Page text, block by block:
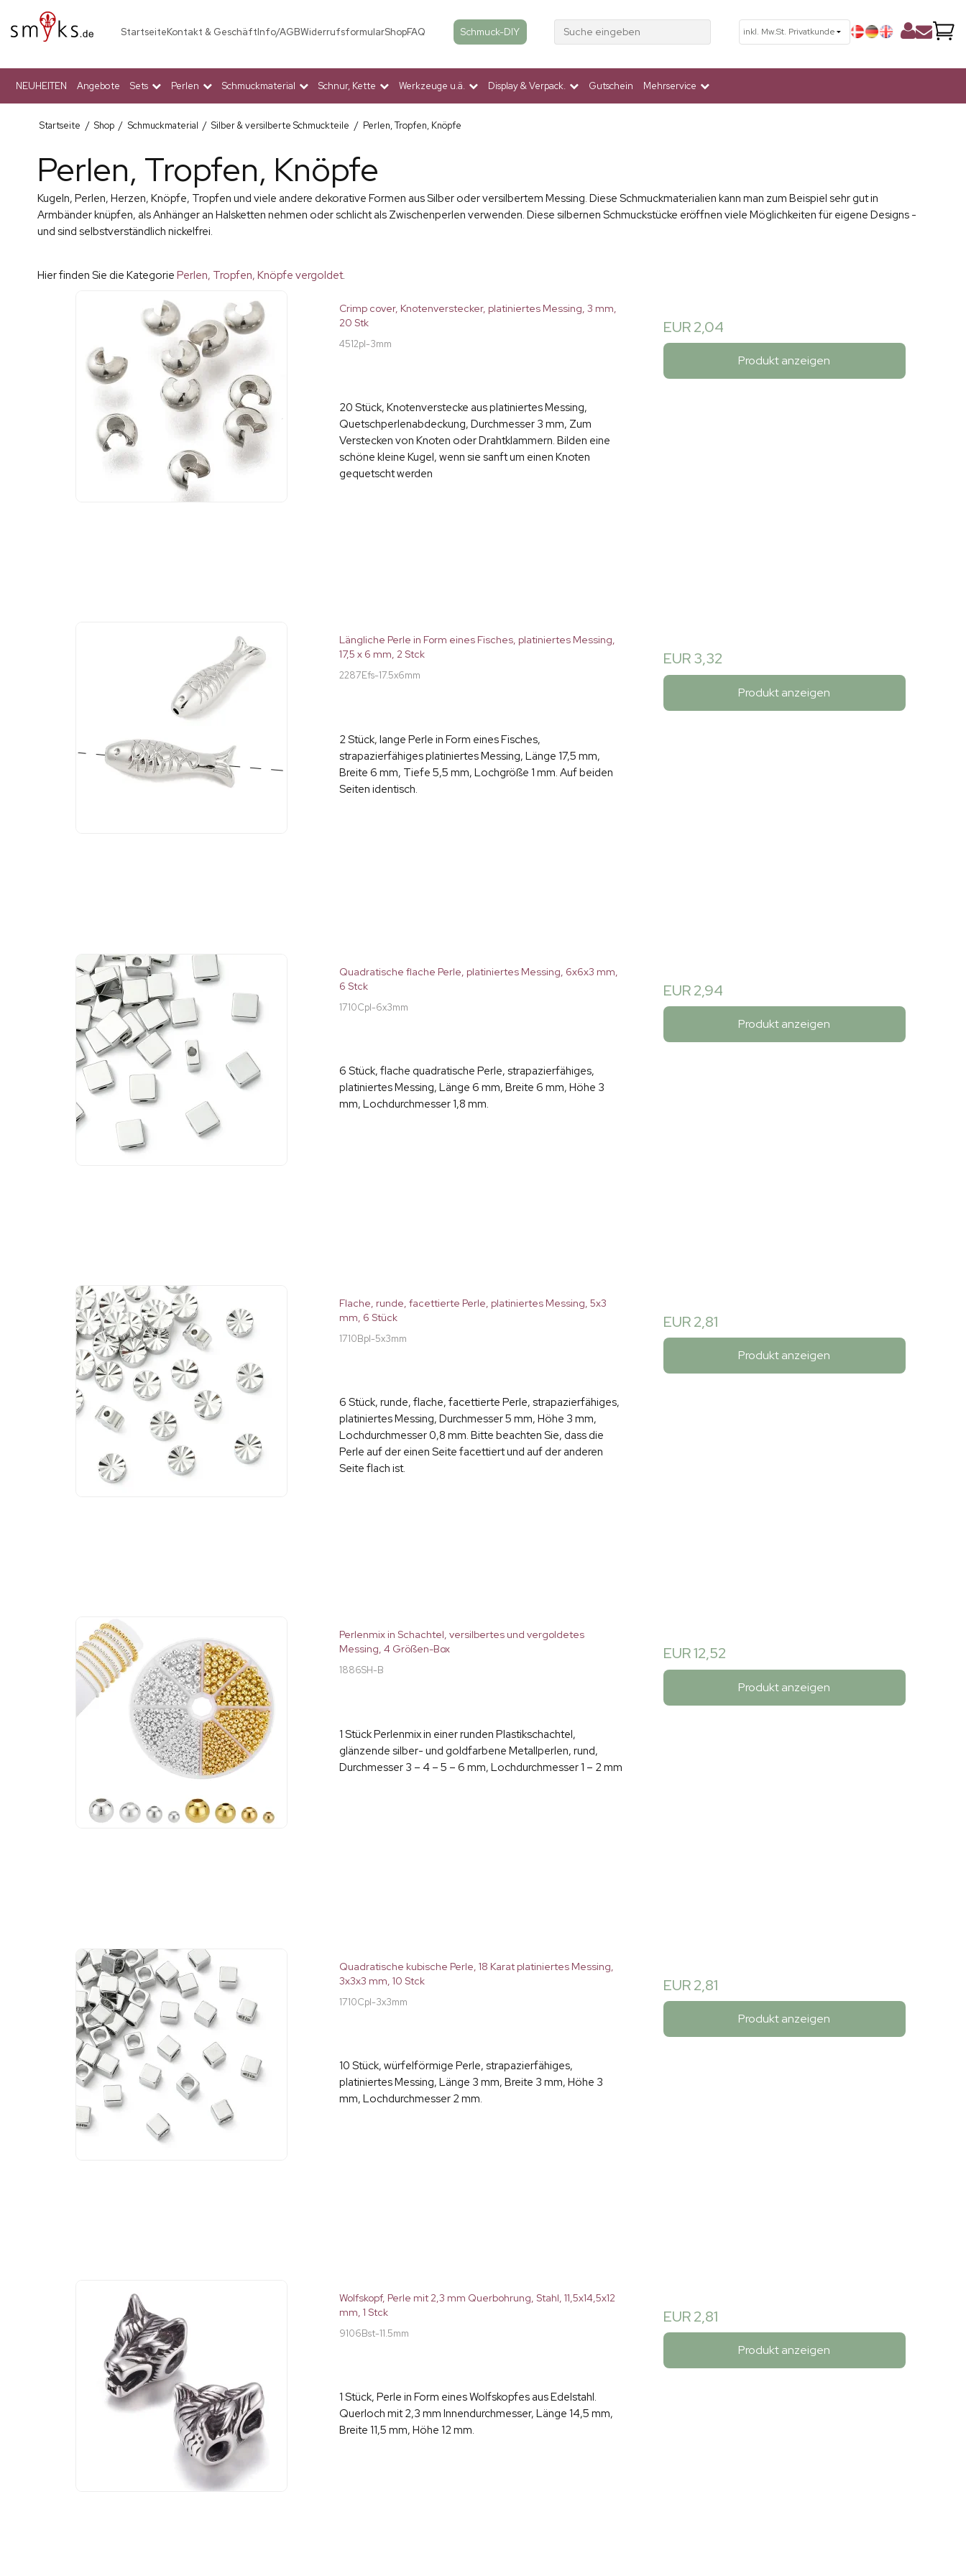
StartseiteKontakt & GeschäftInfo/AGBWiderrufsformularShopFAQ Schmuck-DIY Suche eingeben
NEUHEITEN Angebote Sets Perlen Schmuckmaterial Schnur, Kette Werkzeuge u.ä. Display & Verpack. Gutschein Mehrservice
Startseite / Shop / Schmuckmaterial / Silber & versilberte Schmuckteile / Perlen, Tropfen, Knöpfe
Perlen, Tropfen, Knöpfe
Kugeln, Perlen, Herzen, Knöpfe, Tropfen und viele andere dekorative Formen aus Silber oder versilbertem Messing. Diese Schmuckmaterialien kann man zum Beispiel sehr gut in
Armbänder knüpfen, als Anhänger an Halsketten nehmen oder schlicht als Zwischenperlen verwenden. Diese silbernen Schmuckstücke eröffnen viele Möglichkeiten für eigene Designs -
und sind selbstverständlich nickelfrei.
Hier finden Sie die Kategorie Perlen, Tropfen, Knöpfe vergoldet.
Crimp cover, Knotenverstecker, platiniertes Messing, 3 mm,
20 Stk
4512pl-3mm
20 Stück, Knotenverstecke aus platiniertes Messing,
Quetschperlenabdeckung, Durchmesser 3 mm, Zum
Verstecken von Knoten oder Drahtklammern. Bilden eine
schöne kleine Kugel, wenn sie sanft um einen Knoten
gequetscht werden
EUR 2,04
Produkt anzeigen
Längliche Perle in Form eines Fisches, platiniertes Messing,
17,5 x 6 mm, 2 Stck
2287Efs-17.5x6mm
2 Stück, lange Perle in Form eines Fisches,
strapazierfähiges platiniertes Messing, Länge 17,5 mm,
Breite 6 mm, Tiefe 5,5 mm, Lochgröße 1 mm. Auf beiden
Seiten identisch.
EUR 3,32
Produkt anzeigen
Quadratische flache Perle, platiniertes Messing, 6x6x3 mm,
6 Stck
1710Cpl-6x3mm
6 Stück, flache quadratische Perle, strapazierfähiges,
platiniertes Messing, Länge 6 mm, Breite 6 mm, Höhe 3
mm, Lochdurchmesser 1,8 mm.
EUR 2,94
Produkt anzeigen
Flache, runde, facettierte Perle, platiniertes Messing, 5x3
mm, 6 Stück
1710Bpl-5x3mm
6 Stück, runde, flache, facettierte Perle, strapazierfähiges,
platiniertes Messing, Durchmesser 5 mm, Höhe 3 mm,
Lochdurchmesser 0,8 mm. Bitte beachten Sie, dass die
Perle auf der einen Seite facettiert und auf der anderen
Seite flach ist.
EUR 2,81
Produkt anzeigen
Perlenmix in Schachtel, versilbertes und vergoldetes
Messing, 4 Größen-Box
1886SH-B
1 Stück Perlenmix in einer runden Plastikschachtel,
glänzende silber- und goldfarbene Metallperlen, rund,
Durchmesser 3 – 4 – 5 – 6 mm, Lochdurchmesser 1 – 2 mm
EUR 12,52
Produkt anzeigen
Quadratische kubische Perle, 18 Karat platiniertes Messing,
3x3x3 mm, 10 Stck
1710Cpl-3x3mm
10 Stück, würfelförmige Perle, strapazierfähiges,
platiniertes Messing, Länge 3 mm, Breite 3 mm, Höhe 3
mm, Lochdurchmesser 2 mm.
EUR 2,81
Produkt anzeigen
Wolfskopf, Perle mit 2,3 mm Querbohrung, Stahl, 11,5x14,5x12
mm, 1 Stck
9106Bst-11.5mm
1 Stück, Perle in Form eines Wolfskopfes aus Edelstahl.
Querloch mit 2,3 mm Innendurchmesser, Länge 14,5 mm,
Breite 11,5 mm, Höhe 12 mm.
EUR 2,81
Produkt anzeigen